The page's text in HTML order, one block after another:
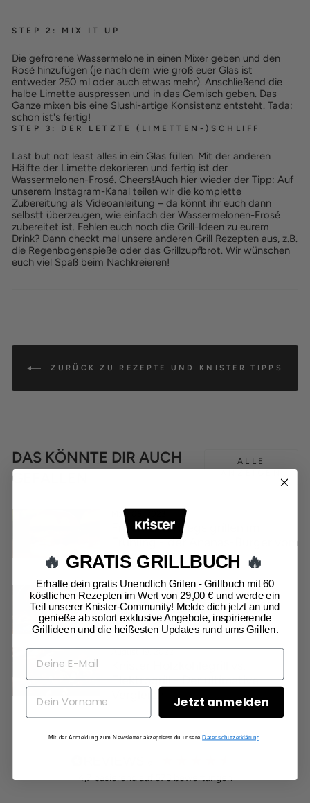
STEP 2: MIX IT UP
Die gefrorene Wassermelone in einen Mixer geben und den
Rosé hinzufügen (je nach dem wie groß euer Glas ist
entweder 250 ml oder auch etwas mehr). Anschließend die
halbe Limette auspressen und in das Gemisch geben. Das
Ganze mixen bis eine Slushi-artige Konsistenz entsteht. Tada:
schon ist's fertig!
STEP 3: DER LETZTE (LIMETTEN-)SCHLIFF
Last but not least alles in ein Glas füllen. Mit der anderen
Hälfte der Limette dekorieren und fertig ist der
Wassermelonen-Frosé. Cheers!Auch hier wieder der Tipp: Auf
unserem Instagram-Kanal teilen wir die komplette
Zubereitung als Videoanleitung – da könnt ihr euch dann
selbstt überzeugen, wie einfach der Wassermelonen-Frosé
zubereitet ist. Fehlen euch noch die Grill-Ideen zu eurem
Drink? Dann checkt mal unsere anderen Grill Rezepten aus, z.B.
die Regenbogenspieße oder das Grillzupfbrot. Wir wünschen
euch viel Spaß beim Nachkreieren!
ZURÜCK ZU REZEPTE UND KNISTER TIPPS
DAS KÖNNTE DIR AUCH
GEFALLEN
ALLE
März 06, 2023
Frisch unterwegs grillen im
Frühling - der Ananas-Burger vom
Knister Grill
September 30, 2022
Bayern immer dabei - mit dem
Knister Grill Bayern Edition
August 19, 2022
Elektrogrill - Der ultimative
4,7basierend auf573bewertungen
🔥 GRATIS GRILLBUCH 🔥
Erhalte dein gratis Unendlich Grilen - Grillbuch mit 60
köstlichen Rezepten im Wert von 29,00 € und werde ein
Teil unserer Knister-Community! Melde dich jetzt an und
genieße ab sofort exklusive Angebote, inspirierende
Grillideen und die heißesten Updates rund ums Grillen.
Jetzt anmelden
Mit der Anmeldung zum Newsletter akzeptierst du unsereDatenschutzerklärung